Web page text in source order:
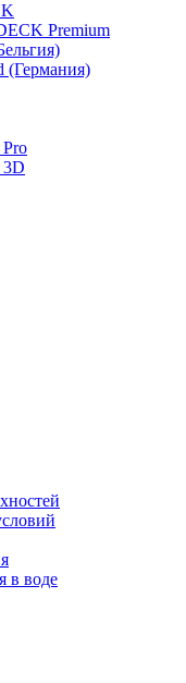
Premium
(Германия)
в воде